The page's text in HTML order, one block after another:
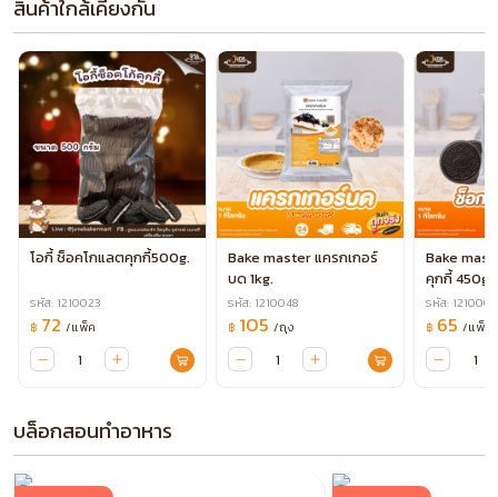
สินค้าใกล้เคียงกัน
โอกี้ ช็อคโกแลตคุกกี้500g.
รหัส: 1210023
฿ 72 /แพ็ค
Bake master แครกเกอร์
บด 1kg.
รหัส: 1210048
฿ 105 /ถุง
Bake
คุกกี้ 450g.
รหัส: 1210003
฿ 65 /แพ็ค
บล็อกสอนทำอาหาร